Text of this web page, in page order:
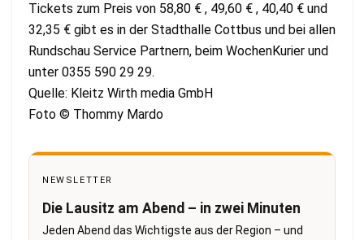
Tickets zum Preis von 58,80 € , 49,60 € , 40,40 € und
32,35 € gibt es in der Stadthalle Cottbus und bei allen
Rundschau Service Partnern, beim WochenKurier und
unter 0355 590 29 29.
Quelle: Kleitz Wirth media GmbH
Foto © Thommy Mardo
NEWSLETTER
Die Lausitz am Abend – in zwei Minuten
Jeden Abend das Wichtigste aus der Region – und